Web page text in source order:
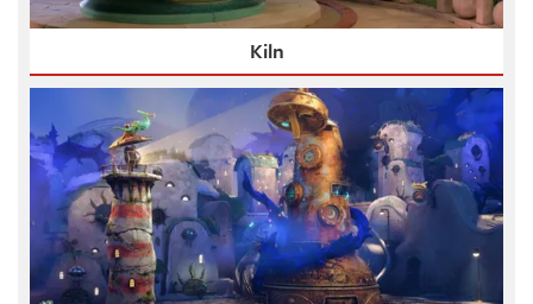
Kiln